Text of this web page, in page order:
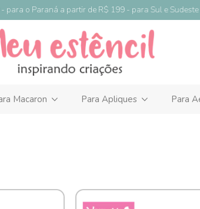
o Paraná a partir de R$ 199 - para Sul e Sudeste a
Macaron Para Apliques Para